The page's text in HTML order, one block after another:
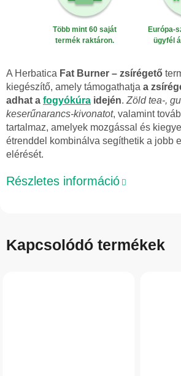
Több mint 60 saját
termék raktáron.
Európa-
ügyfél
A Herbatica Fat Burner – zsírégető
kiegészítő, amely támogathatja a
adhat a fogyókúra idején. Zöld tea-,
keserűnarancs-kivonatot, valamint
tartalmaz, amelyek mozgással és
étrenddel kombinálva segíthetik a jobb
elérését.
Részletes információ
Kapcsolódó termékek